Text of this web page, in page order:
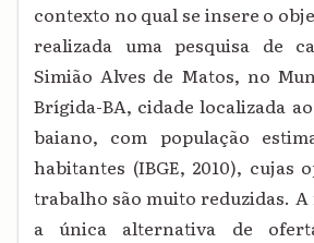
contexto no qual se insere o
realizada uma pesquisa de
Simião Alves de Matos, no
Brígida-BA, cidade localizada
baiano, com população
habitantes (IBGE, 2010), cujas
trabalho são muito reduzidas. A
a única alternativa de